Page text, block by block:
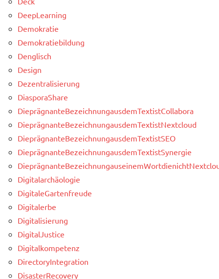
DeepLearning
Demokratie
Demokratiebildung
Denglisch
Design
Dezentralisierung
DiasporaShare
DieprägnanteBezeichnungausdemTextistCollabora
DieprägnanteBezeichnungausdemTextistNextcloud
DieprägnanteBezeichnungausdemTextistSEO
DieprägnanteBezeichnungausdemTextistSynergie
Digitalarchäologie
DigitaleGartenfreude
Digitalerbe
Digitalisierung
DigitalJustice
Digitalkompetenz
DirectoryIntegration
DisasterRecovery